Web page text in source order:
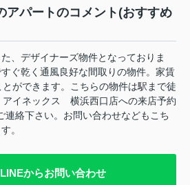
アパートのコメント(おすすめ
、デザイナーズ物件となっておりま
ぐ乾く通風良好な間取りの物件。家賃
ができます。こちらの物件は駅まで徒
アイネックス 横浜西口店への来店予約
連絡下さい。お問い合わせなどもこち
。
LINEからお問い合わせ